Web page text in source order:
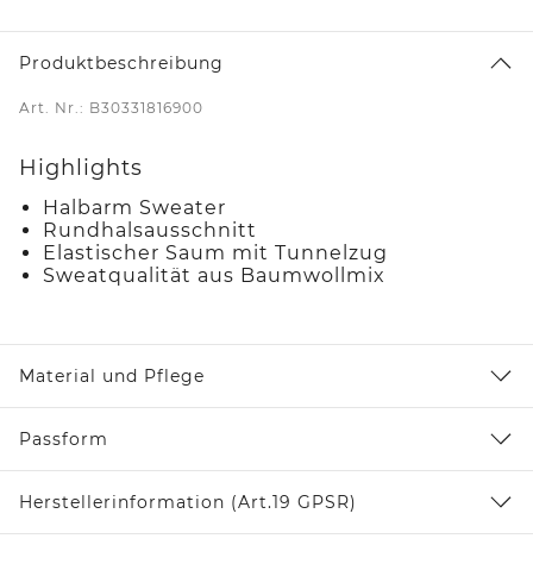
Produktbeschreibung
Art. Nr.: B30331816900
Highlights
Halbarm Sweater
Rundhalsausschnitt
Elastischer Saum mit Tunnelzug
Sweatqualität aus Baumwollmix
Material und Pflege
Passform
Herstellerinformation (Art.19 GPSR)